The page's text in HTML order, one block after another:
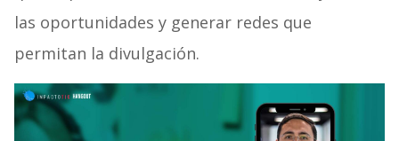
las oportunidades y generar redes que
permitan la divulgación.